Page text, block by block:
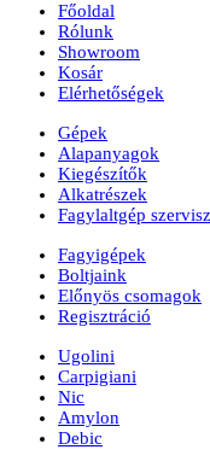
Főoldal
Rólunk
Showroom
Kosár
Elérhetőségek
Gépek
Alapanyagok
Kiegészítők
Alkatrészek
Fagylaltgép szervisz
Fagyigépek
Boltjaink
Előnyös csomagok
Regisztráció
Ugolini
Carpigiani
Nic
Amylon
Debic